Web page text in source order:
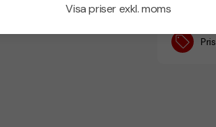
Visa priser exkl. moms